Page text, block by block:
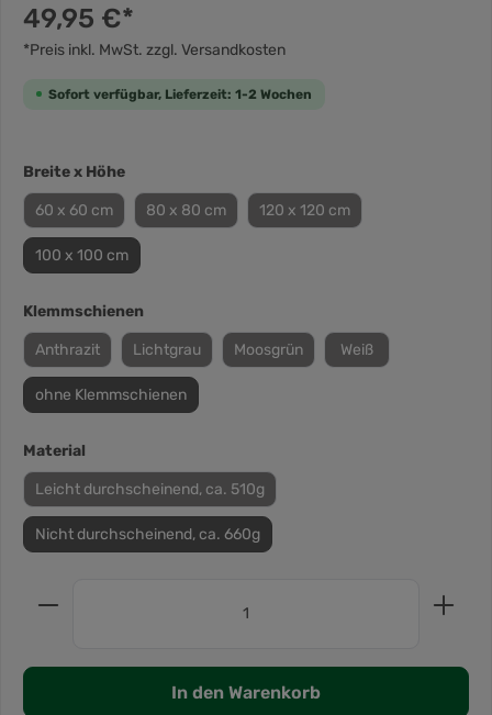
49,95 €*
*Preis inkl. MwSt. zzgl. Versandkosten
Sofort verfügbar, Lieferzeit: 1-2 Wochen
Breite x Höhe
60 x 60 cm 80 x 80 cm 120 x 120 cm
100 x 100 cm
Klemmschienen
Anthrazit Lichtgrau Moosgrün Weiß
ohne Klemmschienen
Material
Leicht durchscheinend, ca. 510g
Nicht durchscheinend, ca. 660g
In den Warenkorb